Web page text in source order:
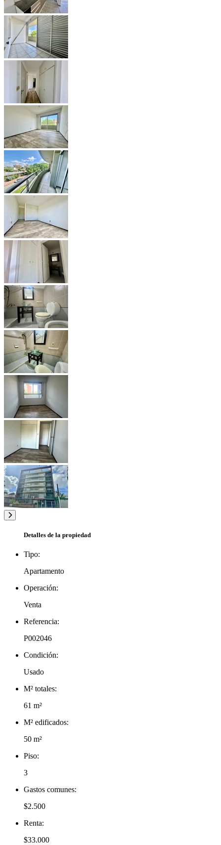
Detalles de la propiedad
Tipo:
Apartamento
Operación:
Venta
Referencia:
P002046
Condición:
Usado
M² totales:
61 m²
M² edificados:
50 m²
Piso:
3
Gastos comunes:
$2.500
Renta:
$33.000